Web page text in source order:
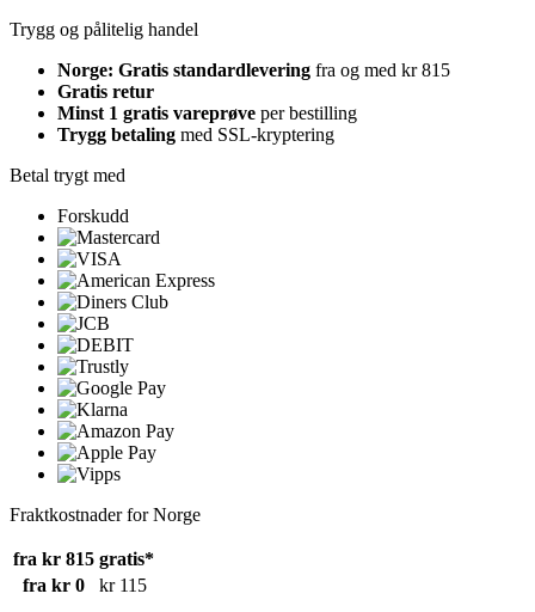
Trygg og pålitelig handel
Norge: Gratis standardlevering fra og med kr 815
Gratis retur
Minst 1 gratis vareprøve per bestilling
Trygg betaling med SSL-kryptering
Betal trygt med
Forskudd
Fraktkostnader for Norge
fra kr 815 gratis*
fra kr 0
kr 115